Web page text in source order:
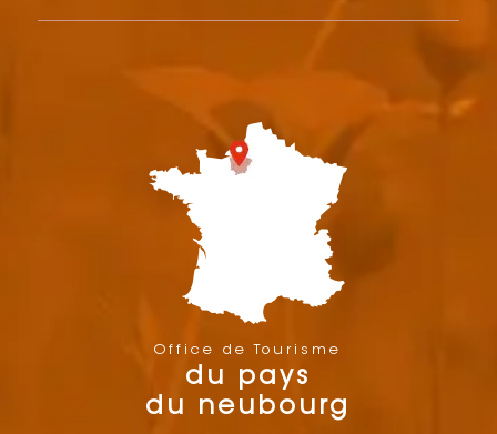
Office de Tourisme
du pays
du neubourg